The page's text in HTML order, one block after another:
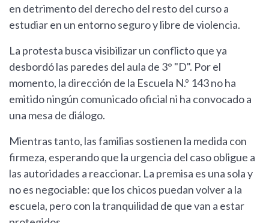
en detrimento del derecho del resto del curso a
estudiar en un entorno seguro y libre de violencia.
La protesta busca visibilizar un conflicto que ya
desbordó las paredes del aula de 3° "D". Por el
momento, la dirección de la Escuela N.º 143 no ha
emitido ningún comunicado oficial ni ha convocado a
una mesa de diálogo.
Mientras tanto, las familias sostienen la medida con
firmeza, esperando que la urgencia del caso obligue a
las autoridades a reaccionar. La premisa es una sola y
no es negociable: que los chicos puedan volver a la
escuela, pero con la tranquilidad de que van a estar